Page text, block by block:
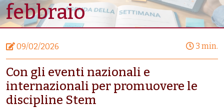
febbraio
09/02/2026 3 min.
Con gli eventi nazionali e
internazionali per promuovere le
discipline Stem